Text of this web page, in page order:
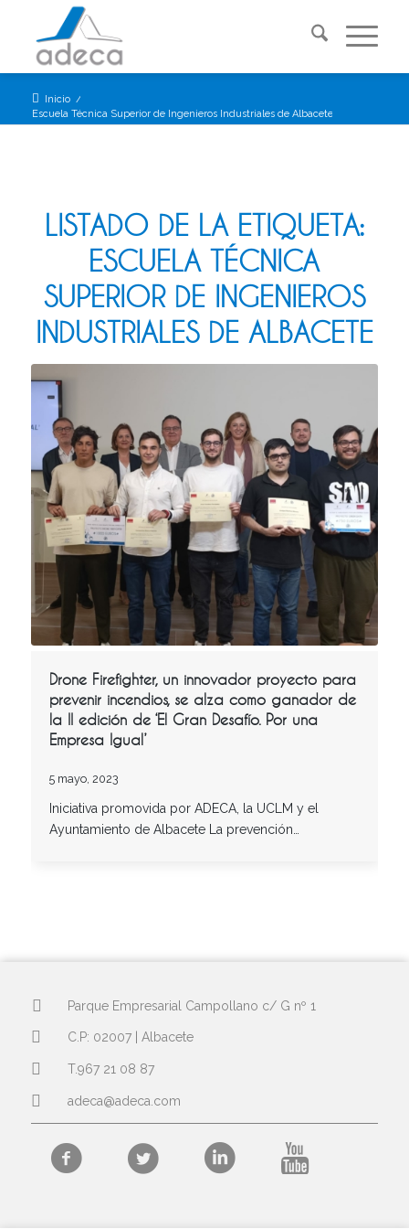
Inicio /
Escuela Técnica Superior de Ingenieros Industriales de Albacete
LISTADO DE LA ETIQUETA:
ESCUELA TÉCNICA
SUPERIOR DE INGENIEROS
INDUSTRIALES DE ALBACETE
Drone Firefighter, un innovador proyecto para
prevenir incendios, se alza como ganador de
la II edición de ‘El Gran Desafío. Por una
Empresa Igual’
5 mayo, 2023
Iniciativa promovida por ADECA, la UCLM y el
Ayuntamiento de Albacete La prevención…
Parque Empresarial Campollano c/ G nº 1
C.P: 02007 | Albacete
T.967 21 08 87
adeca@adeca.com